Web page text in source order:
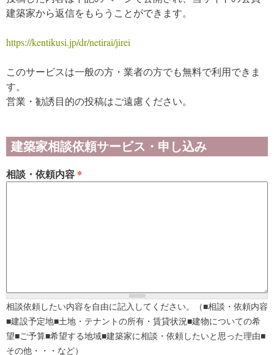
建築家から返信をもらうことができます。
https://kentikusi.jp/dr/netirai/jirei
このサービスは一般の方・業者の方でも無料で利用できま
す。
営業・勧誘目的の投稿はご遠慮ください。
建築家相談依頼サービス・申し込み
相談・依頼内容 *
相談依頼したい内容を自由に記入してください。（■相談・依頼内容
■建設予定地■土地・テナントの所有・賃貸状況■建物についての希
望■ご予算■希望する地域■建築家に相談・依頼したいと思った理由■
その他・・・など）